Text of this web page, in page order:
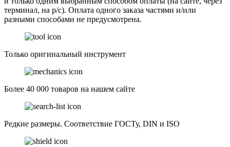
терминал, на р/с). Оплата одного заказа частями и/или
разными способами не предусмотрена.
Только оригинальный инструмент
Более 40 000 товаров на нашем сайте
Редкие размеры. Соответствие ГОСТу, DIN и ISO